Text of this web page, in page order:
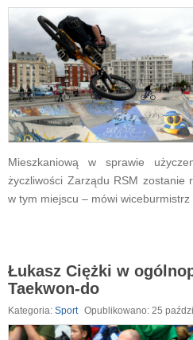
Mieszkaniową w sprawie
życzliwości Zarządu RSM zostanie
w tym miejscu – mówi wiceburmistrz
Łukasz Ciężki w
Taekwon-do
Kategoria: Sport Opublikowano: 25